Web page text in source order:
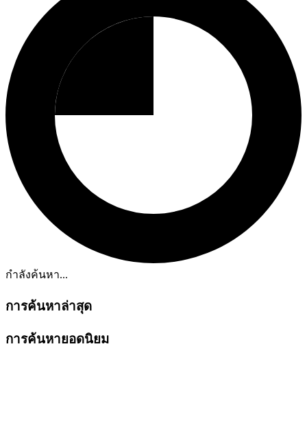
กำลังค้นหา...
การค้นหาล่าสุด
การค้นหายอดนิยม